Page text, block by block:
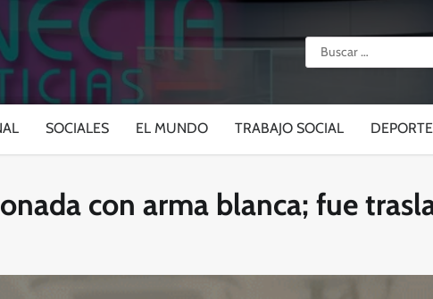
Buscar:
SOCIALES EL MUNDO TRABAJO SOCIAL
con arma blanca; fue